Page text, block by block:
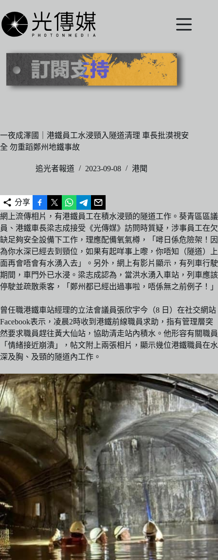
至
主
內
一夜成澤國｜港鐵員工水浸頸入隧道清理 車長批漠視安
全 勿重蹈鄭州地鐵事故
追光者報道 2023-09-08 港聞
分享
網上流傳相片，有港鐵員工在積水浸頸的隧道工作。葵青區區議
員、港鐵車長梁志成接受《光傳媒》訪問時質疑，涉事員工在欠
缺足夠安全設備下工作，理應配備氧氣樽，「噚日係危險架！因
為你水深已經去到頸位，如果有起咩事上嚟，你唔知（隧道）上
面再會唔會有水湧入去」。另外，網上有影片顯示，有列車行駛
期間，車門外已水浸。梁志成認為，當洪水湧入車站，列車應該
停駛並疏散乘客，「鄭州都已經出過事啦，唔係無之前例子！」
曾任職港鐵車站經理的立法會議員張欣宇今（8 日）在社交網站
Facebook表示，凌晨2時收到港鐵前線職員求助，指有管理層突
然要求職員趕往黃大仙站，協助清走站內積水。他形容有關職員
「情緒接近崩潰」，帖文附上兩張相片，顯示幾位港鐵職員在水
深及胸、及頸的隧道內工作。